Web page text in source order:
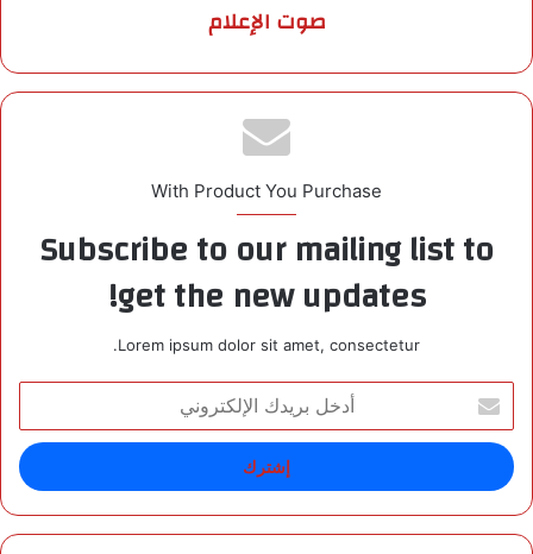
صوت الإعلام
With Product You Purchase
Subscribe to our mailing list to
get the new updates!
Lorem ipsum dolor sit amet, consectetur.
خ
ل
ر